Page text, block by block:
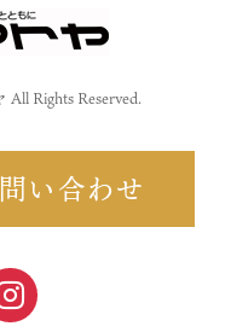
Rights Reserved.
い合わせ